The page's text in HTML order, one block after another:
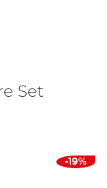
Set
-19%